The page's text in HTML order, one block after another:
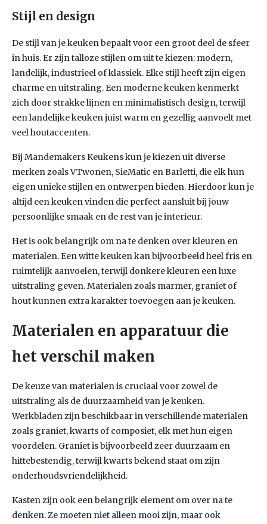
Stijl en design
De stijl van je keuken bepaalt voor een groot deel de sfeer
in huis. Er zijn talloze stijlen om uit te kiezen: modern,
landelijk, industrieel of klassiek. Elke stijl heeft zijn eigen
charme en uitstraling. Een moderne keuken kenmerkt
zich door strakke lijnen en minimalistisch design, terwijl
een landelijke keuken juist warm en gezellig aanvoelt met
veel houtaccenten.
Bij Mandemakers Keukens kun je kiezen uit diverse
merken zoals VTwonen, SieMatic en Barletti, die elk hun
eigen unieke stijlen en ontwerpen bieden. Hierdoor kun je
altijd een keuken vinden die perfect aansluit bij jouw
persoonlijke smaak en de rest van je interieur.
Het is ook belangrijk om na te denken over kleuren en
materialen. Een witte keuken kan bijvoorbeeld heel fris en
ruimtelijk aanvoelen, terwijl donkere kleuren een luxe
uitstraling geven. Materialen zoals marmer, graniet of
hout kunnen extra karakter toevoegen aan je keuken.
Materialen en apparatuur die
het verschil maken
De keuze van materialen is cruciaal voor zowel de
uitstraling als de duurzaamheid van je keuken.
Werkbladen zijn beschikbaar in verschillende materialen
zoals graniet, kwarts of composiet, elk met hun eigen
voordelen. Graniet is bijvoorbeeld zeer duurzaam en
hittebestendig, terwijl kwarts bekend staat om zijn
onderhoudsvriendelijkheid.
Kasten zijn ook een belangrijk element om over na te
denken. Ze moeten niet alleen mooi zijn, maar ook